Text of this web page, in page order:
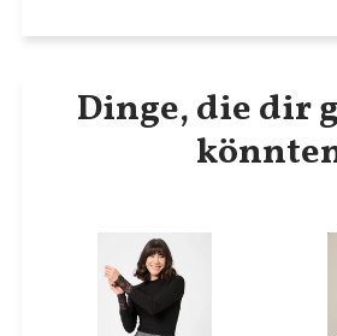
Dinge, die dir